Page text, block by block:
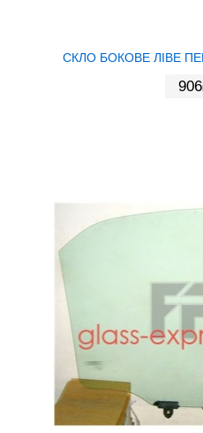
СКЛО БОКОВЕ ЛІВЕ
906